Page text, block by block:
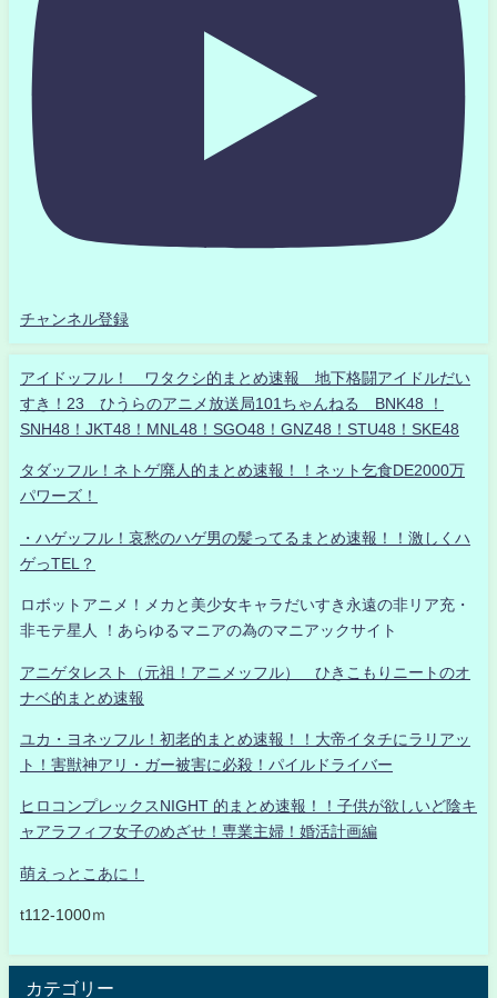
チャンネル登録
アイドッフル！ ワタクシ的まとめ速報 地下格闘アイドルだい
すき！23 ひうらのアニメ放送局101ちゃんねる BNK48 ！
SNH48！JKT48！MNL48！SGO48！GNZ48！STU48！SKE48
タダッフル！ネトゲ廃人的まとめ速報！！ネット乞食DE2000万
パワーズ！
・ハゲッフル！哀愁のハゲ男の髪ってるまとめ速報！！激しくハ
ゲっTEL？
ロボットアニメ！メカと美少女キャラだいすき永遠の非リア充・
非モテ星人 ！あらゆるマニアの為のマニアックサイト
アニゲタレスト（元祖！アニメッフル） ひきこもりニートのオ
ナベ的まとめ速報
ユカ・ヨネッフル！初老的まとめ速報！！大帝イタチにラリアッ
ト！害獣神アリ・ガー被害に必殺！パイルドライバー
ヒロコンプレックスNIGHT 的まとめ速報！！子供が欲しいど陰キ
ャアラフィフ女子のめざせ！専業主婦！婚活計画編
萌えっとこあに！
t112-1000ｍ
カテゴリー